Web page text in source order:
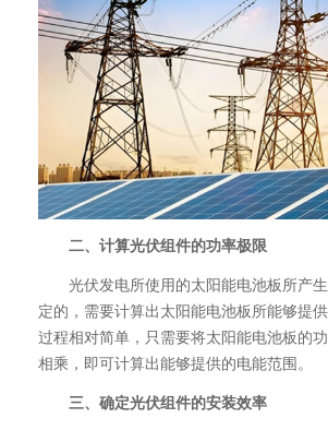
二、计算光伏组件的功率极限
光伏发电所使用的太阳能电池板所产生
定的，需要计算出太阳能电池板所能够提
过程相对简单，只需要将太阳能电池板的
相乘，即可计算出能够提供的电能范围。
三、确定光伏组件的安装效率